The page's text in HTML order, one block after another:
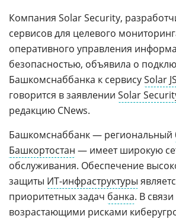
Компания Solar Security,
сервисов для целевого
оперативного управления
безопасностью, объявила о
Башкомснаббанка к сервисуSolar
говорится в заявлении Solar
редакцию CNews.
Башкомснаббанк — региональный
Башкортостан — имеет широкую
обслуживания. Обеспечение
защиты ИТ-инфраструктуры
приоритетных задач банка. В связи
возрастающими рисками